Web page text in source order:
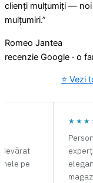
clienți mulțumiți — noi
mulțumiri.”
Romeo Jantea
recenzie Google · o
⭐ Vezi
★★★★★
Personal
experți. Au
elegante
magazine